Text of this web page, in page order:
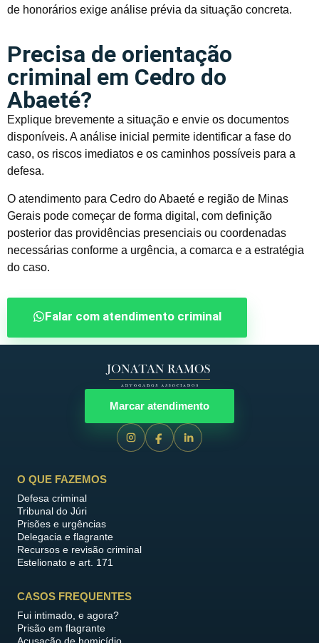
de honorários exige análise prévia da situação concreta.
Precisa de orientação
criminal em Cedro do
Abaeté?
Explique brevemente a situação e envie os documentos
disponíveis. A análise inicial permite identificar a fase do
caso, os riscos imediatos e os caminhos possíveis para a
defesa.
O atendimento para Cedro do Abaeté e região de Minas
Gerais pode começar de forma digital, com definição
posterior das providências presenciais ou coordenadas
necessárias conforme a urgência, a comarca e a estratégia
do caso.
Falar com atendimento criminal
Marcar atendimento
O QUE FAZEMOS
Defesa criminal
Tribunal do Júri
Prisões e urgências
Delegacia e flagrante
Recursos e revisão criminal
Estelionato e art. 171
CASOS FREQUENTES
Fui intimado, e agora?
Prisão em flagrante
Acusação de homicídio